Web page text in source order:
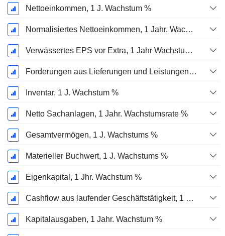
Nettoeinkommen, 1 J. Wachstum %
Normalisiertes Nettoeinkommen, 1 Jahr. Wachstums %
Verwässertes EPS vor Extra, 1 Jahr Wachstumsrate %
Forderungen aus Lieferungen und Leistungen, 1 Jahr Wachstum %
Inventar, 1 J. Wachstum %
Netto Sachanlagen, 1 Jahr. Wachstumsrate %
Gesamtvermögen, 1 J. Wachstums %
Materieller Buchwert, 1 J. Wachstums %
Eigenkapital, 1 Jhr. Wachstum %
Cashflow aus laufender Geschäftstätigkeit, 1 Jähriges Wachstum in %
Kapitalausgaben, 1 Jahr. Wachstum %